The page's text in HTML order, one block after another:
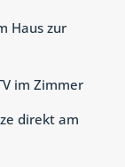
Haus zur
im Zimmer
direkt am